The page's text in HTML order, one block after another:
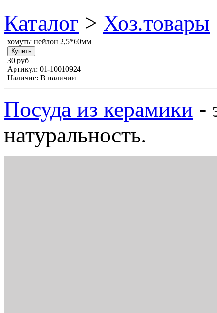
Каталог > Хоз.товары
хомуты нейлон 2,5*60мм
30 руб
Артикул: 01-10010924
Наличие: В наличии
Посуда из керамики -
натуральность.